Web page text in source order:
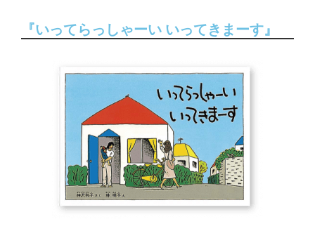
『いってらっしゃーい いってきまーす』